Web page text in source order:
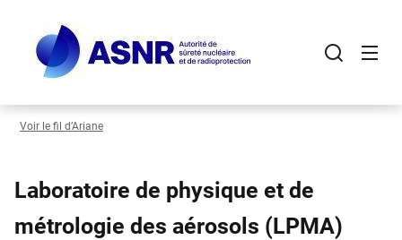
contenu
principal
Voir le fil d’Ariane
Laboratoire de physique et de
métrologie des aérosols (LPMA)